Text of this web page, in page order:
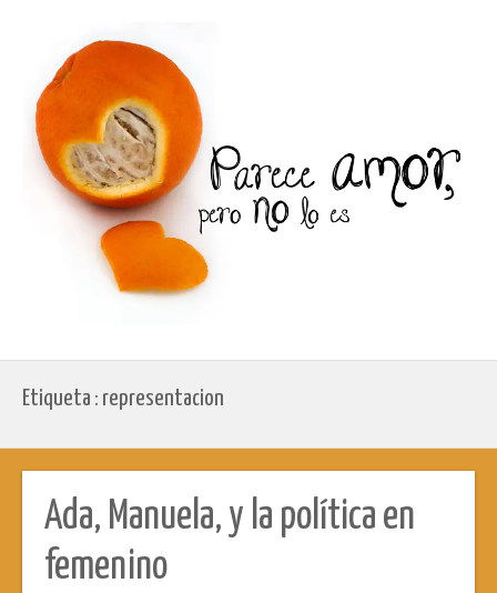
Etiqueta : representacion
Ada, Manuela, y la política en
femenino